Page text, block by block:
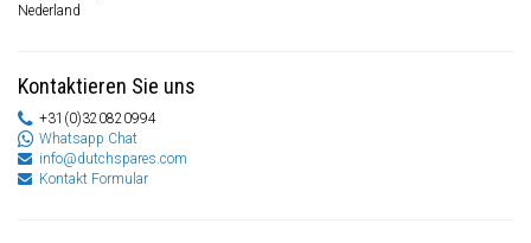
Nederland
Kontaktieren Sie uns
+31(0)320820994
Whatsapp Chat
info@dutchspares.com
Kontakt Formular